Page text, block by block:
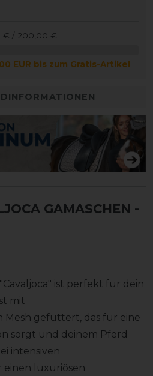
€ / 200,00 €
EUR bis zum Gratis-Artikel
GAMASCHEN -
ist perfekt für dein
mit
Mesh gefüttert, das für eine
sorgt und deinem Pferd
intensiven
einen luxuriösen